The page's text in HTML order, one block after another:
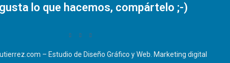
lo que hacemos, compártelo ;-)
– Estudio de Diseño Gráfico y Web. Marketing digital